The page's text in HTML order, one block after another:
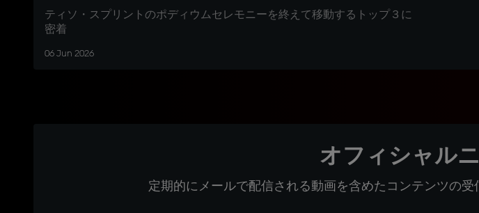
ティソ・スプリントのポディウムセレモニーを終えて移動するトップ３に
密着
06 Jun 2026
オフィシャル
定期的にメールで配信される動画を含めたコンテンツの